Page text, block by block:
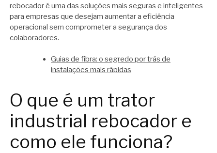
rebocador é uma das soluções mais seguras e inteligentes
para empresas que desejam aumentar a eficiência
operacional sem comprometer a segurança dos
colaboradores.
Guias de fibra: o segredo por trás de
instalações mais rápidas
O que é um trator
industrial rebocador e
como ele funciona?